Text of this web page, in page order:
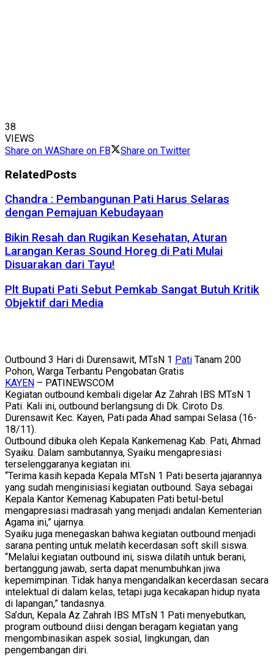
38
VIEWS
Share on WAShare on FB Share on Twitter
RelatedPosts
Chandra : Pembangunan Pati Harus Selaras
dengan Pemajuan Kebudayaan
Bikin Resah dan Rugikan Kesehatan, Aturan
Larangan Keras Sound Horeg di Pati Mulai
Disuarakan dari Tayu!
Plt Bupati Pati Sebut Pemkab Sangat Butuh Kritik
Objektif dari Media
Outbound 3 Hari di Durensawit, MTsN 1 Pati Tanam 200
Pohon, Warga Terbantu Pengobatan Gratis
KAYEN – PATINEWSCOM
Kegiatan outbound kembali digelar Az Zahrah IBS MTsN 1
Pati. Kali ini, outbound berlangsung di Dk. Ciroto Ds.
Durensawit Kec. Kayen, Pati pada Ahad sampai Selasa (16-
18/11).
Outbound dibuka oleh Kepala Kankemenag Kab. Pati, Ahmad
Syaiku. Dalam sambutannya, Syaiku mengapresiasi
terselenggaranya kegiatan ini.
“Terima kasih kepada Kepala MTsN 1 Pati beserta jajarannya
yang sudah menginisiasi kegiatan outbound. Saya sebagai
Kepala Kantor Kemenag Kabupaten Pati betul-betul
mengapresiasi madrasah yang menjadi andalan Kementerian
Agama ini,” ujarnya.
Syaiku juga menegaskan bahwa kegiatan outbound menjadi
sarana penting untuk melatih kecerdasan soft skill siswa.
“Melalui kegiatan outbound ini, siswa dilatih untuk berani,
bertanggung jawab, serta dapat menumbuhkan jiwa
kepemimpinan. Tidak hanya mengandalkan kecerdasan secara
intelektual di dalam kelas, tetapi juga kecakapan hidup nyata
di lapangan,” tandasnya.
Sa’dun, Kepala Az Zahrah IBS MTsN 1 Pati menyebutkan,
program outbound diisi dengan beragam kegiatan yang
mengombinasikan aspek sosial, lingkungan, dan
pengembangan diri.